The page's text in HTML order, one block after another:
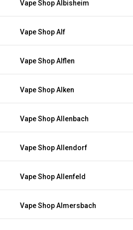
Vape Shop Albisheim
Vape Shop Alf
Vape Shop Alflen
Vape Shop Alken
Vape Shop Allenbach
Vape Shop Allendorf
Vape Shop Allenfeld
Vape Shop Almersbach